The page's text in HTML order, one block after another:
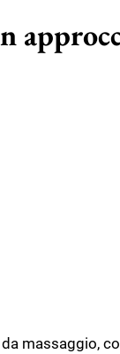
massaggio,